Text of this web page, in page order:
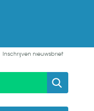
Inschrijven nieuwsbrief